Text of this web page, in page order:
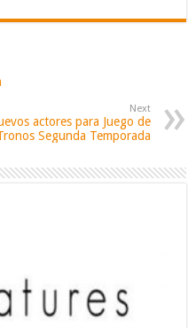
Next
actores para Juego de
Segunda Temporada